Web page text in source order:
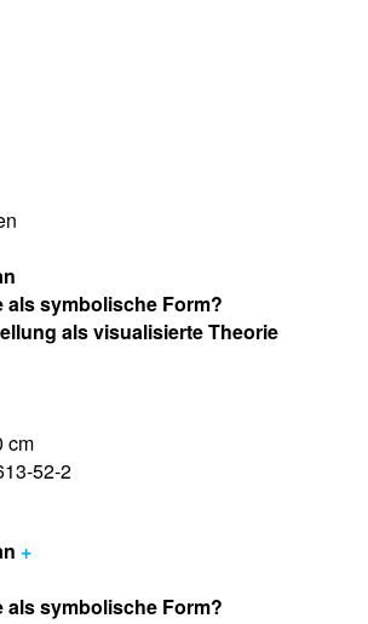
+
als symbolische Form?
als symbolische Form?
als visualisierte Theorie
cm
52-2